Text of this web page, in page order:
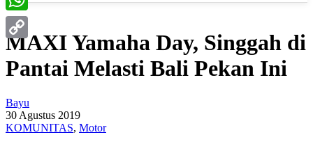
MAXI Yamaha Day, Singgah di
Pantai Melasti Bali Pekan Ini
Bayu
30 Agustus 2019
KOMUNITAS, Motor
WhatsApp
Copy
Link